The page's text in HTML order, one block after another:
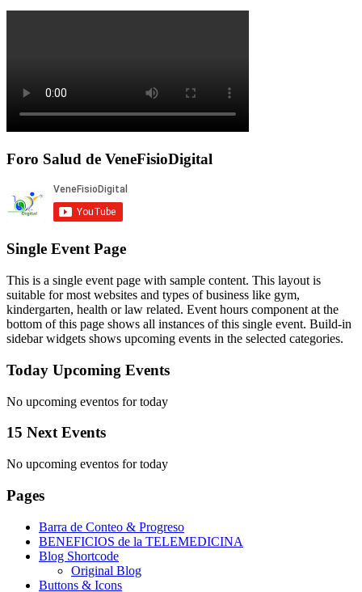
Foro Salud de VeneFisioDigital
Single Event Page
This is a single event page with sample content. This layout is
suitable for most websites and types of business like gym,
kindergarten, health or law related. Event hours component at the
bottom of this page shows all instances of this single event. Build-in
sidebar widgets shows upcoming events in the selected categories.
Today Upcoming Events
No upcoming eventos for today
15 Next Events
No upcoming eventos for today
Pages
Barra de Conteo & Progreso
BENEFICIOS de la TELEMEDICINA
Blog Shortcode
Original Blog
Buttons & Icons